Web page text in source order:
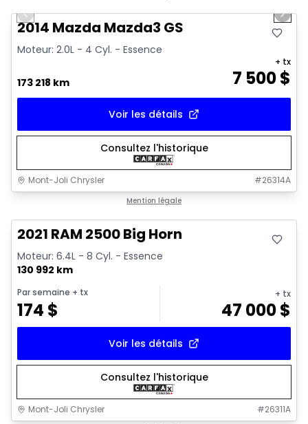
Previous slide Next
2014 Mazda Mazda3 GS
Moteur: 2.0L - 4 Cyl. - Essence
173 218 km 7 500$
+ tx
Voir les détails
Consultez l'historique
Mont-Joli Chrysler #26314A
Mention légale
2021 RAM 2500 Big Horn
Moteur: 6.4L - 8 Cyl. - Essence
130 992 km
Par semaine + tx
174 $
+ tx
47 000$
Voir les détails
Consultez l'historique
Mont-Joli Chrysler #26311A